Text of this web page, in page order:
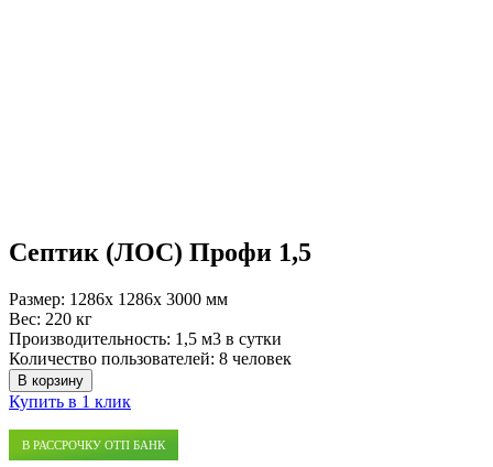
Септик (ЛОС) Профи 1,5
Размер: 1286x 1286x 3000 мм
Вес: 220 кг
Производительность: 1,5 м3 в сутки
Количество пользователей: 8 человек
В корзину
Купить в 1 клик
В РАССРОЧКУ ОТП БАНК